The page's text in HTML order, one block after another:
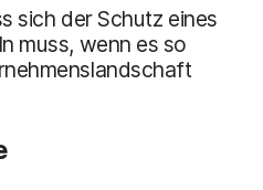
sich der Schutz eines
muss, wenn es so